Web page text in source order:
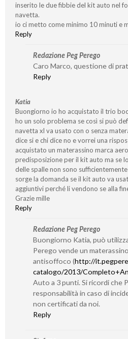
inserito le due fibbie del kit auto nel
navetta.
io ci metto come minimo 10 minuti e
Reply
Redazione Peg Perego
Caro Marco, questione di
Reply
Katia
Buongiorno io ho acquistato il trio
ho un solo problema se così si può
navetta xl va usato con o senza
dice si e chi dice no e vorrei una
acquistato un materassino marca
predisposizione per il kit auto ma se
delle spalle non sono
sorge la domanda se il kit auto va
aggiuntivi perché li vendono se alla
Grazie mille
Reply
Redazione Peg Perego
Buongiorno Katia, può
Perego vende un
antisoffoco (http://
catalogo/2013/
Auto a 3 punti. Si ricordi che
responsabilità in caso di
non certificati da noi.
Reply